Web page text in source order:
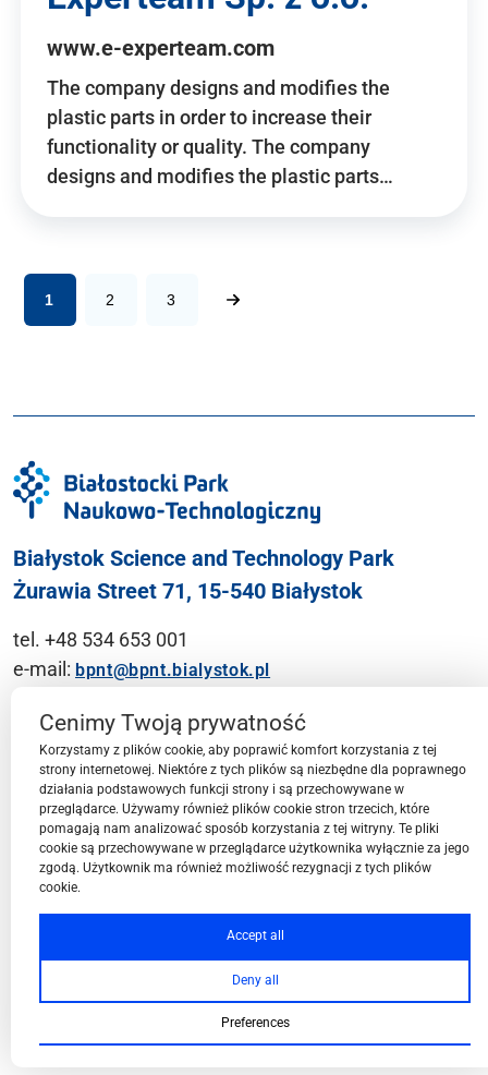
www.e-experteam.com
The company designs and modifies the
plastic parts in order to increase their
functionality or quality. The company
designs and modifies the plastic parts…
1 2 3
Białystok Science and Technology Park
Żurawia Street 71, 15-540 Białystok
tel. +48 534 653 001
e-mail: bpnt@bpnt.bialystok.pl
Contact
BPN-T Area
BPN-T Offer
Cenimy Twoją prywatność
Korzystamy z plików cookie, aby poprawić komfort korzystania z tej
strony internetowej. Niektóre z tych plików są niezbędne dla poprawnego
działania podstawowych funkcji strony i są przechowywane w
przeglądarce. Używamy również plików cookie stron trzecich, które
pomagają nam analizować sposób korzystania z tej witryny. Te pliki
cookie są przechowywane w przeglądarce użytkownika wyłącznie za jego
zgodą. Użytkownik ma również możliwość rezygnacji z tych plików
cookie.
Accept all
Deny all
Preferences